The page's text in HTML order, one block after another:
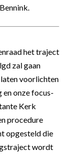
het traject
zal gaan
voorlichten
en onze focus-
Kerk
procedure
opgesteld die
wordt